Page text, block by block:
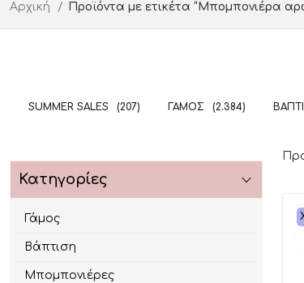
Αρχική Προϊόντα με ετικέτα “Μπομπονιέρα
SUMMER SALES (207) ΓΆΜΟΣ (2.384)
Κατηγορίες
Γάμος
Βάπτιση
Μπομπονιέρες